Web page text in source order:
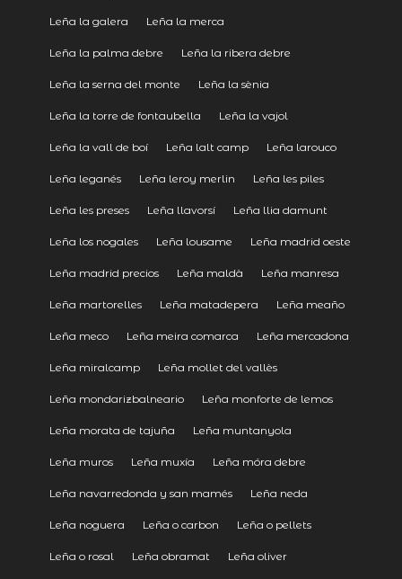
Leña la galera Leña la merca
Leña la palma debre Leña la ribera debre
Leña la serna del monte Leña la sènia
Leña la torre de fontaubella Leña la vajol
Leña la vall de boí Leña lalt camp Leña larouco
Leña leganés Leña leroy merlin Leña les piles
Leña les preses Leña llavorsí Leña llia damunt
Leña los nogales Leña lousame Leña madrid oeste
Leña madrid precios Leña maldà Leña manresa
Leña martorelles Leña matadepera Leña meaño
Leña meco Leña meira comarca Leña mercadona
Leña miralcamp Leña mollet del vallès
Leña mondarizbalneario Leña monforte de lemos
Leña morata de tajuña Leña muntanyola
Leña muros Leña muxía Leña móra debre
Leña navarredonda y san mamés Leña neda
Leña noguera Leña o carbon Leña o pellets
Leña o rosal Leña obramat Leña oliver